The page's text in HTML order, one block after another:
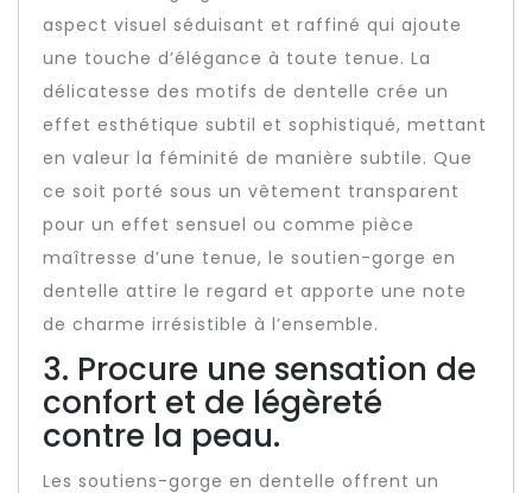
aspect visuel séduisant et raffiné qui ajoute
une touche d’élégance à toute tenue. La
délicatesse des motifs de dentelle crée un
effet esthétique subtil et sophistiqué, mettant
en valeur la féminité de manière subtile. Que
ce soit porté sous un vêtement transparent
pour un effet sensuel ou comme pièce
maîtresse d’une tenue, le soutien-gorge en
dentelle attire le regard et apporte une note
de charme irrésistible à l’ensemble.
3. Procure une sensation de
confort et de légèreté
contre la peau.
Les soutiens-gorge en dentelle offrent un